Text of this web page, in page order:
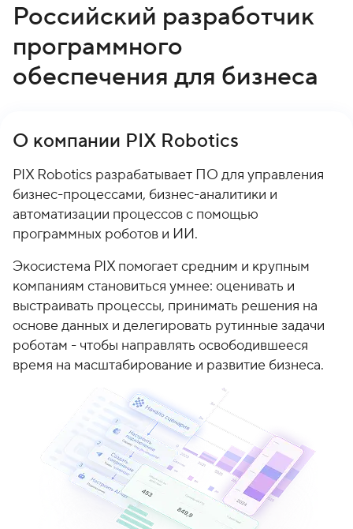
Российский разработчик
программного
обеспечения для бизнеса
О компании PIX Robotics
PIX Robotics разрабатывает ПО для управления
бизнес-процессами, бизнес-аналитики и
автоматизации процессов с помощью
программных роботов и ИИ.
Экосистема PIX помогает средним и крупным
компаниям становиться умнее: оценивать и
выстраивать процессы, принимать решения на
основе данных и делегировать рутинные задачи
роботам - чтобы направлять освободившееся
время на масштабирование и развитие бизнеса.